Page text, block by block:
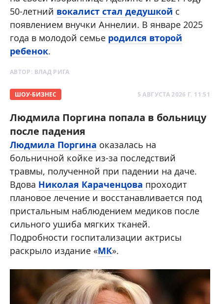
50-летний вокалист стал дедушкой с
появлением внучки Аннелии. В январе 2025
года в молодой семье родился второй
ребенок.
АВТОР: ВЛАД РИГА
ШОУ-БИЗНЕС 5 АВГУСТА 2026 Г. 11:51
Людмила Поргина попала в больницу
после падения
Людмила Поргина оказалась на
больничной койке из-за последствий
травмы, полученной при падении на даче.
Вдова Николая Караченцова проходит
плановое лечение и восстанавливается под
пристальным наблюдением медиков после
сильного ушиба мягких тканей.
Подробности госпитализации актрисы
раскрыло издание «МК».